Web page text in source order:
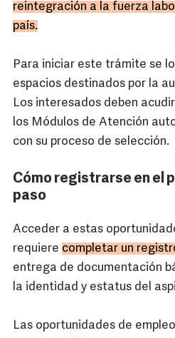
reintegración a la fuerza
país.
Para iniciar este trámite se
espacios destinados por la
Los interesados deben
los Módulos de Atención
con su proceso de selección.
Cómo registrarse en el
paso
Acceder a estas
requiere completar un
entrega de documentación
la identidad y estatus del
Las oportunidades de